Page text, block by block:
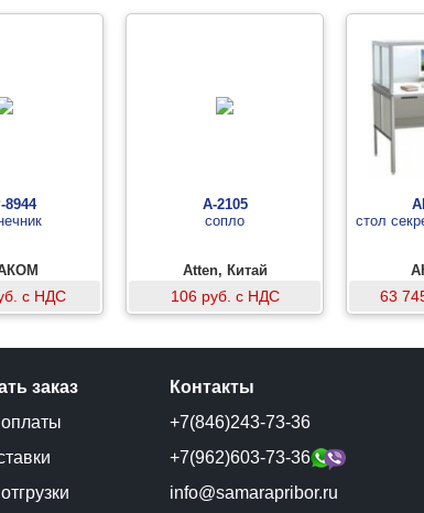
8944
с НДС
A-2105
сопло
Atten, Китай
106 руб. с НДС
стол
63
заказ
Контакты
+7(846)243-73-36
+7(962)603-73-36
info@samarapribor.ru